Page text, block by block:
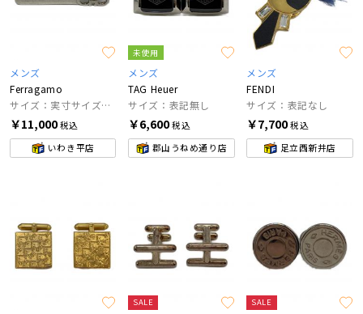
メンズ
Ferragamo
サイズ：実寸サイズにてご確認ください。
￥11,000税込
いわき平店
未使用
メンズ
TAG Heuer
サイズ：表記無し
￥6,600税込
郡山うねめ通り店
メンズ
FENDI
サイズ：表記なし
￥7,700税込
足立西新井店
SALE SALE